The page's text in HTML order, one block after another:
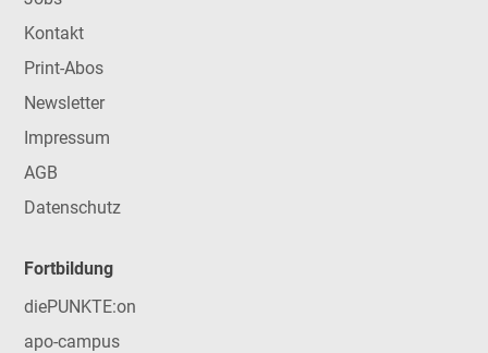
Kontakt
Print-Abos
Newsletter
Impressum
AGB
Datenschutz
Fortbildung
diePUNKTE:on
apo-campus